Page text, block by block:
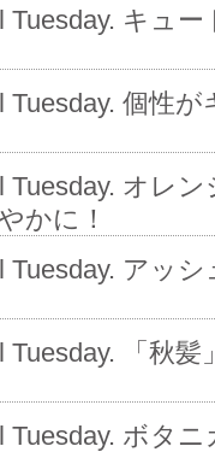
Tuesday. キュ
Tuesday. 個性
Tuesday. オレ
かに！
Tuesday. アッ
Tuesday. 「秋
Tuesday. ボタ